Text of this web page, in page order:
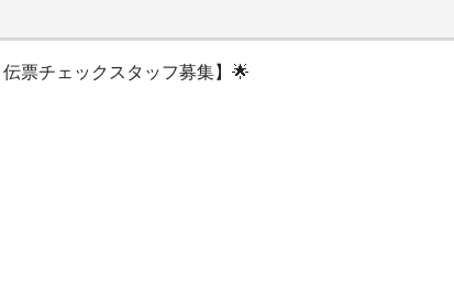
票チェックスタッフ募集】🌟